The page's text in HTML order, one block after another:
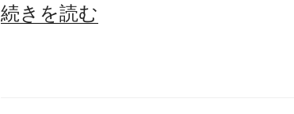
“ラ
続きを読む